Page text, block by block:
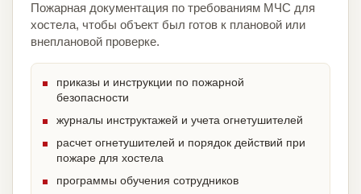
Пожарная документация по требованиям МЧС для
хостела, чтобы объект был готов к плановой или
внеплановой проверке.
приказы и инструкции по пожарной
безопасности
журналы инструктажей и учета огнетушителей
расчет огнетушителей и порядок действий при
пожаре для хостела
программы обучения сотрудников